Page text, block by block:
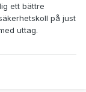
ett bättre
på just
uttag.